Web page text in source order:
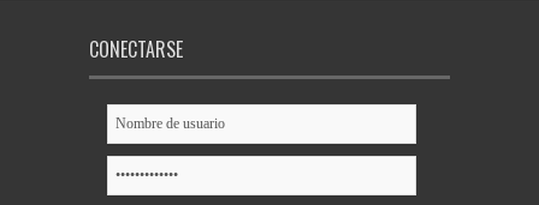
CONECTARSE